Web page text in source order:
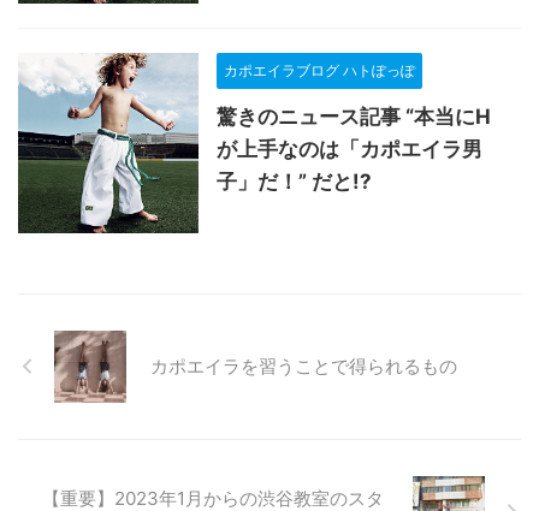
カポエイラブログ ハトぽっぽ
驚きのニュース記事 “本当にH
が上手なのは「カポエイラ男
子」だ！” だと!?
カポエイラを習うことで得られるもの
【重要】2023年1月からの渋谷教室のスタ